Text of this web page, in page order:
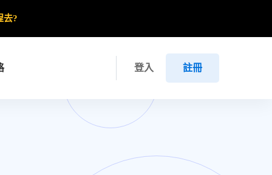
去?
登入 註冊